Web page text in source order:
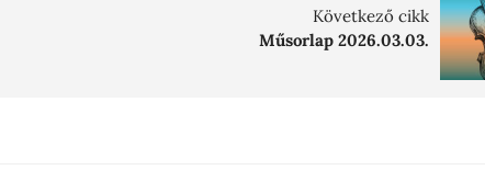
Következő cikk
Műsorlap 2026.03.03.